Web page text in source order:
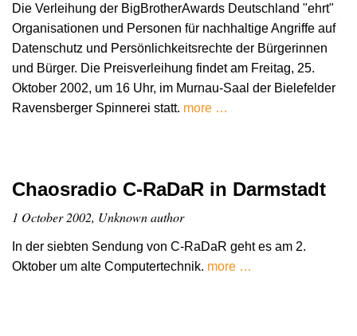
Die Verleihung der BigBrotherAwards Deutschland "ehrt"
Organisationen und Personen für nachhaltige Angriffe auf
Datenschutz und Persönlichkeitsrechte der Bürgerinnen
und Bürger. Die Preisverleihung findet am Freitag, 25.
Oktober 2002, um 16 Uhr, im Murnau-Saal der Bielefelder
Ravensberger Spinnerei statt. more …
Chaosradio C-RaDaR in Darmstadt
1 October 2002, Unknown author
In der siebten Sendung von C-RaDaR geht es am 2.
Oktober um alte Computertechnik. more …